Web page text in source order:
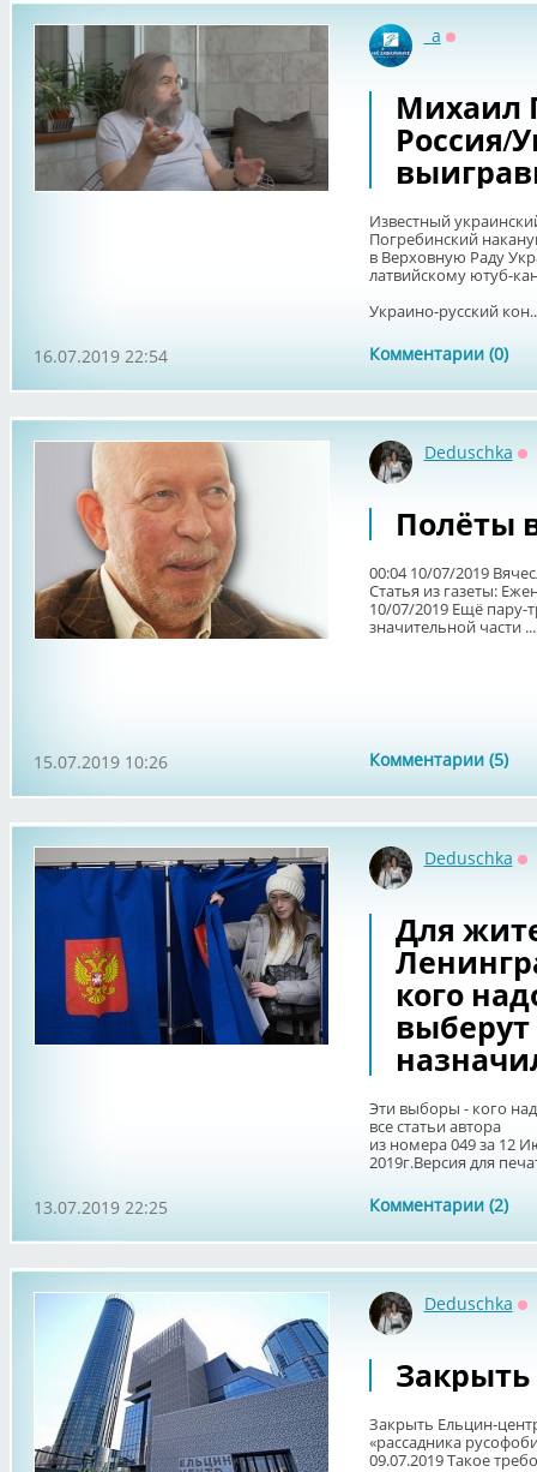
_a
Михаил
Россия/
Известный
Погребинский
в Верховную Раду
латвийскому ютуб-
Украино-русский
Комментарии (0)
16.07.2019 22:54
Deduschka
Полёты
00:04 10/07/2019
Статья из газеты:
10/07/2019 Ещё пару-
значительной части ...
Комментарии (5)
15.07.2019 10:26
Deduschka
Для
кого
выберут
Эти выборы - кого
все статьи автора
из номера 049 за 12
2019г.Версия для
Комментарии (2)
13.07.2019 22:25
Deduschka
Закрыть Ельцин-
«рассадника
09.07.2019 Такое